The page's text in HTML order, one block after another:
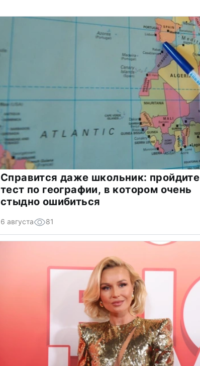
Справится даже школьник: пройдите
тест по географии, в котором очень
стыдно ошибиться
6 августа 81